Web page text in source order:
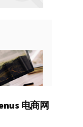
电商网